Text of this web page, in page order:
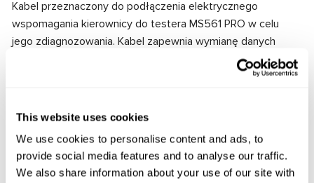
This website uses cookies
We use cookies to personalise content and ads, to
provide social media features and to analyse our traffic.
We also share information about your use of our site with
Kabel przeznaczony do podłączenia elektrycznego
wspomagania kierownicy do testera MS561 PRO w celu
jego zdiagnozowania. Kabel zapewnia wymianę danych
między testerem a wspomaganiem elektrycznym, a także
elektrycznego zapewnione jest szybkie i niezawodne
Producent:MSG Equipment